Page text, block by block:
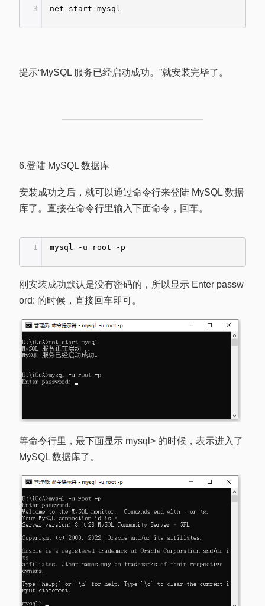
3
net start mysql
提示“MySQL 服务已经启动成功。”就安装完毕了。
6.登陆 MySQL 数据库
安装成功之后，就可以通过命令行来登陆 MySQL 数据
库了。直接在命令行里输入下面命令，回车。
1 mysql -u root -p
刚安装成功默认是没有密码的，所以显示 Enter passw
ord: 的时候，直接回车即可。
等命令行里，最下面显示 mysql> 的时候，表示进入了
MySQL 数据库了。